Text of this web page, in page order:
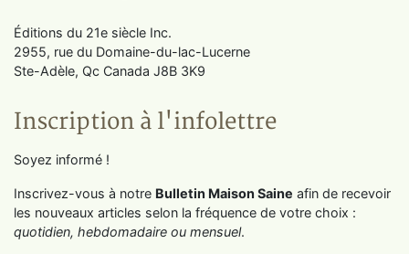
Éditions du 21e siècle Inc.
2955, rue du Domaine-du-lac-Lucerne
Ste-Adèle, Qc Canada J8B 3K9
Inscription à l'infolettre
Soyez informé !
Inscrivez-vous à notre Bulletin Maison Saine afin de recevoir
les nouveaux articles selon la fréquence de votre choix :
quotidien, hebdomadaire ou mensuel.